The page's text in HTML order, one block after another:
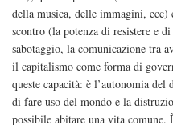
della musica, delle immagini, ecc)
scontro (la potenza di resistere e
sabotaggio, la comunicazione tra
il capitalismo come forma di
queste capacità: è l’autonomia
di fare uso del mondo e la
possibile abitare una vita